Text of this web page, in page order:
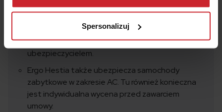
przetwarzamy dane osobowe w ramachPolityki
Spersonalizuj
PZU sam możesz wybrać warsztat lub
skorzystać z serwisu współpracującego z
ubezpieczycielem.
Ergo Hestia także ubezpiecza samochody
zabytkowe w zakresie AC. Tu również konieczna
jest indywidualna wycena przed zawarciem
umowy.